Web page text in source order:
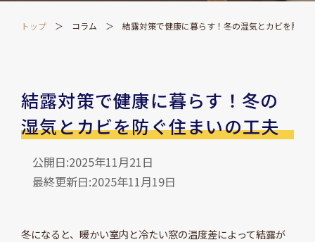
トップ コラム 結露対策で健康に暮らす！冬の湿気とカビを防ぐ
結露対策で健康に暮らす！冬の
湿気とカビを防ぐ住まいの工夫
公開日:2025年11月21日
最終更新日:2025年11月19日
冬になると、暖かい室内と冷たい窓の温度差によって結露が